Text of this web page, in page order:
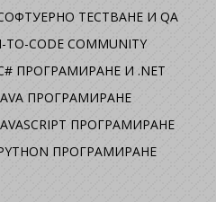
ТЕСТВАНЕ И QA
TO-CODE COMMUNITY
ПРОГРАМИРАНЕ И .NET
ПРОГРАМИРАНЕ
ПРОГРАМИРАНЕ
ПРОГРАМИРАНЕ